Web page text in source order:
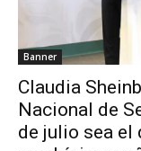
Banner
Claudia
Nacional de
de julio sea el